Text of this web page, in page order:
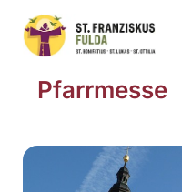
Pfarrmesse